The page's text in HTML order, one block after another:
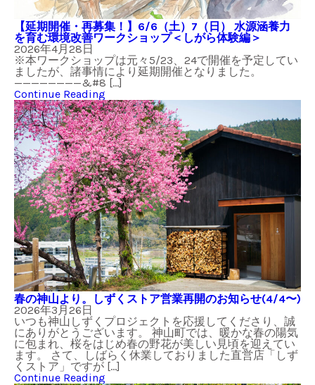
【延期開催・再募集！】6/6（土）7（日） 水源涵養力
を育む環境改善ワークショップ＜しがら体験編＞
2026年4月28日
※本ワークショップは元々5/23、24で開催を予定してい
ましたが、諸事情により延期開催となりました。
————————&#8 […]
Continue Reading
春の神山より。しずくストア営業再開のお知らせ(4/4〜)
2026年3月26日
いつも神山しずくプロジェクトを応援してくださり、誠
にありがとうございます。 神山町では、暖かな春の陽気
に包まれ、桜をはじめ春の野花が美しい見頃を迎えてい
ます。 さて、しばらく休業しておりました直営店「しず
くストア」ですが […]
Continue Reading